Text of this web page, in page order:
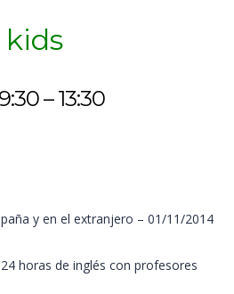
kids
– 13:30
y en el extranjero – 01/11/2014
24 horas de inglés con profesores